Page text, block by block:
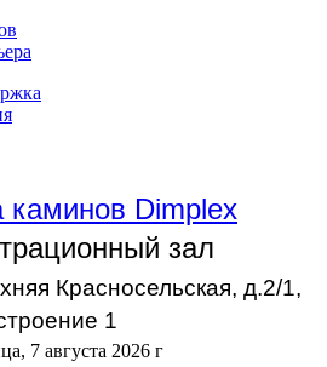
каминов Dimplex
зал
Красносельская, д.2/1,
1
7 августа 2026 г